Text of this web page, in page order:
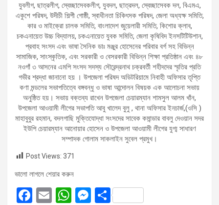
যুবলীগ, ছাত্রলীগ, স্বেচ্ছাসেবকলীগ, যুবদল, ছাত্রদল, স্বেচ্ছাসেবক দল, বিএমএ,
একুশে পরিষদ, উদীচী শিল্পী গোষ্ঠী, স্বাধীনতা চিকিৎসক পরিষদ, জেলা অধ্যক্ষ সমিতি,
কার ও মাইক্রো চালক সমিতি, বাংলাদেশ জুয়েলারী সমিতি, কিশোর ক্লাব,
চকএনায়েত উচ্চ বিদ্যালয়, চকএনায়েত যুবক সমিতি, জেলা কৃষিবিদ ইনসটিটিউশান,
প্রবাহ সংসদ এবং ভাষা সৈনিক ডাঃ মঞ্জুর হোসেনের পরিবার বর্গ সহ বিভিন্ন
সামাজিক, সাংস্কৃতিক, এবং সরকারী ও বেসরকারী বিভিন্ন শিক্ষা প্রতিষ্ঠান এবং ৪৮
নওগাঁ ৩ আসনের এমপি সংসদ সদস্য সৌরেন্দ্রনাথ চক্রবর্তী শহীদদের স্মৃতির প্রতি
গভীর শ্রদ্ধা জানানো হয় । উপজেলা পরিষদ অডিটরিয়ামে ‌নিবাহী‌ অফিসার তৃপ্তি
কণা মন্ডলের‌ সভাপতিত্বে বঙ্গবন্ধু ও ভাষা আন্দোলন বিষয়ক এক আলোচনা সভায়
অনুষ্ঠিত হয়। সভায় বক্তব্য রাখেন উপজেলা চেয়ারম্যান শামসুল আলম খাঁন,
উপজেলা আওয়ামী লীগের সভাপতি আবু‌ খালেদ‌ বুলু‌ , থানা অফিসার ইনচার্জ,(ওসি )
মাহাবুবুর রহমান, বদলগাছি মুক্তিযোদ্ধা সংসদের সাবেক কমান্ডার বাবলু দেওয়ান‌ সদর
ইউপি চেয়ারম্যান আনোয়ার হোসেন ও উপজেলা আওয়ামী লীগের যুগ্ম সাধারণ
সম্পাদক গোলাম সাকলাইন সুবেল‌ প্রমুখ।
Post Views: 371
ভালো লাগলে শেয়ার করুন
F
E
W M S